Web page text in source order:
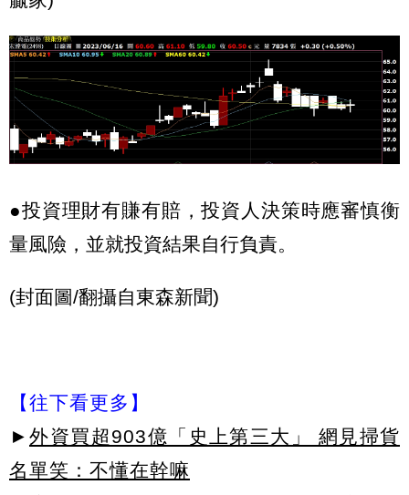
●投資理財有賺有賠，投資人決策時應審慎衡
量風險，並就投資結果自行負責。
(封面圖/翻攝自東森新聞)
【往下看更多】
► 外資買超903億「史上第三大」 網見掃貨
名單笑：不懂在幹嘛